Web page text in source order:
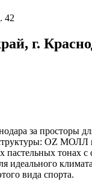
42
г.
за просторы
OZ
тонах
идеального
вида спорта.